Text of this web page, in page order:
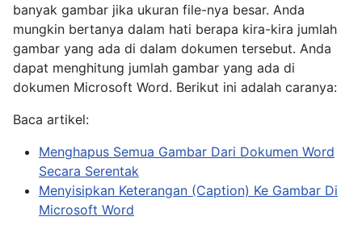
banyak gambar jika ukuran file-nya besar. Anda
mungkin bertanya dalam hati berapa kira-kira jumlah
gambar yang ada di dalam dokumen tersebut. Anda
dapat menghitung jumlah gambar yang ada di
dokumen Microsoft Word. Berikut ini adalah caranya:
Baca artikel:
Menghapus Semua Gambar Dari Dokumen Word
Secara Serentak
Menyisipkan Keterangan (Caption) Ke Gambar Di
Microsoft Word